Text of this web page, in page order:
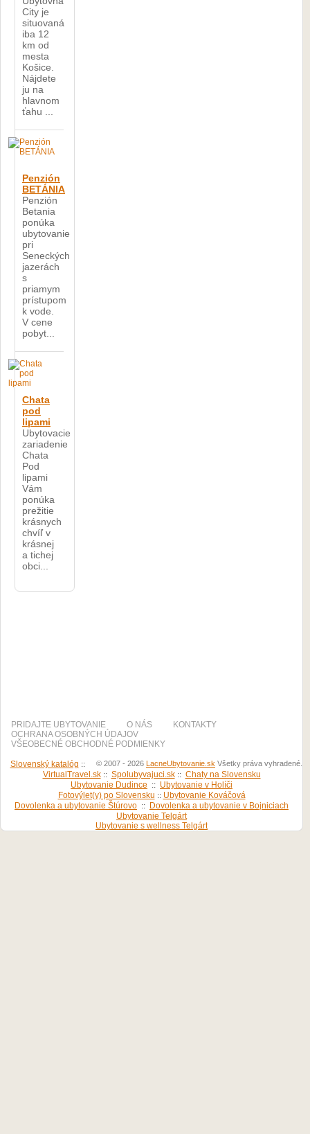
City je
situovaná
iba 12
km od
mesta
Košice.
Nájdete
ju na
hlavnom
ťahu ...
Penzión
BETÁNIA
Penzión
Betania
ponúka
ubytovanie
pri
Seneckých
jazerách
s
priamym
prístupom
k vode.
V cene
pobyt...
Chata
pod
lipami
Ubytovacie
zariadenie
Chata
Pod
lipami
Vám
ponúka
prežitie
krásnych
chvíľ v
krásnej
a tichej
obci...
PRIDAJTE UBYTOVANIE O NÁS
KONTAKTY
OCHRANA OSOBNÝCH ÚDAJOV
VŠEOBECNÉ OBCHODNÉ PODMIENKY
© 2007 - 2026 LacneUbytovanie.sk Všetky práva vyhradené.
Slovenský katalóg ::
VirtualTravel.sk:: Spolubyvajuci.sk:: Chaty na Slovensku
Ubytovanie Dudince :: Ubytovanie v Holíči
Fotovýlet(y) po Slovensku :: Ubytovanie Kováčová
Dovolenka a ubytovanie Štúrovo :: Dovolenka a ubytovanie v Bojniciach
Ubytovanie Telgárt
Ubytovanie s wellness Telgárt